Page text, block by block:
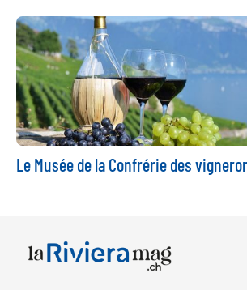
Le Musée de la Confrérie des